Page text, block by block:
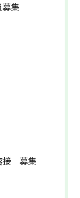
集
募集